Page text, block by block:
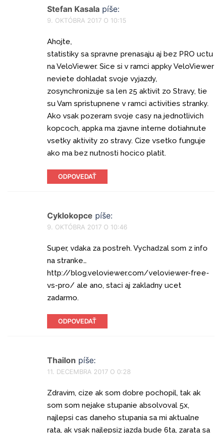
Stefan Kasala píše:
9. OKTÓBRA 2017 O 10:15
Ahojte,
statistiky sa spravne prenasaju aj bez PRO uctu
na VeloViewer. Sice si v ramci appky VeloViewer
neviete dohladat svoje vyjazdy,
zosynchronizuje sa len 25 aktivit zo Stravy, tie
su Vam spristupnene v ramci activities stranky.
Ako vsak pozeram svoje casy na jednotlivich
kopcoch, appka ma zjavne interne dotiahnute
vsetky aktivity zo stravy. Cize vsetko funguje
ako ma bez nutnosti hocico platit.
ODPOVEDAŤ
Cyklokopce píše:
9. OKTÓBRA 2017 O 10:46
Super, vdaka za postreh. Vychadzal som z info
na stranke…
http://blog.veloviewer.com/veloviewer-free-
vs-pro/ ale ano, staci aj zakladny ucet
zadarmo.
ODPOVEDAŤ
Thailon píše:
11. DECEMBRA 2017 O 0:28
Zdravim, cize ak som dobre pochopil, tak ak
som som nejake stupanie absolvoval 5x,
najlepsi cas daneho stupania sa mi aktualne
rata, ak vsak najlepsiz jazda bude 6ta, zarata sa